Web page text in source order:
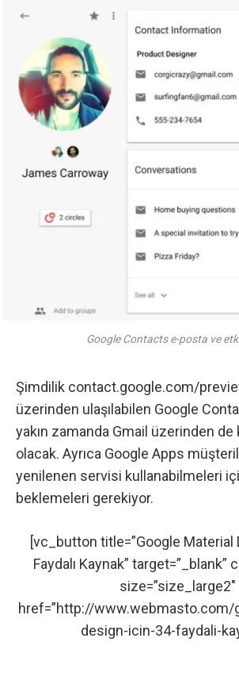
Google Contacts e-posta ve
Şimdilik contact.google.com/
üzerinden ulaşılabilen Google
yakın zamanda Gmail üzerinden de
olacak. Ayrıca Google Apps
yenilenen servisi kullanabilmeleri
beklemeleri gerekiyor.
[vc_button title=”Google Material
Faydalı Kaynak” target=”_blank”
size=”size_large2″
href=”http://www.webmasto.com/
design-icin-34-faydali-